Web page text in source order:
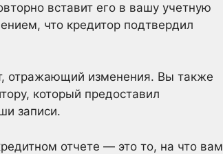
вставит его в вашу учетную
что кредитор подтвердил
отражающий изменения. Вы также
который предоставил
записи.
отчете — это то, на что вам